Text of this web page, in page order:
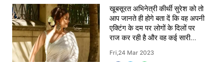
खूबसूरत अभिनेत्री कीर्थी सुरेश को तो
आप जानते ही होगे बता दें कि वह अपनी
एक्टिंग के दम पर लोगों के दिलों पर
राज कर रही है और वह कई सारी
चुकी है आपको बता दें कि पहले
Fri,24 Mar 2023